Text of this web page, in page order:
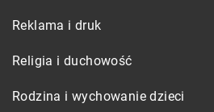
Reklama i druk
Religia i duchowość
Rodzina i wychowanie dzieci